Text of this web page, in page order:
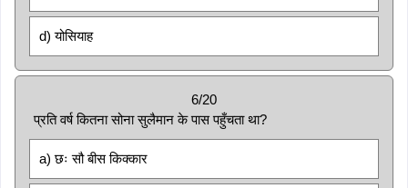
d) योसियाह
6/20
प्रति वर्ष कितना सोना सुलैमान के पास पहुँचता था?
a) छः सौ बीस किक्कार